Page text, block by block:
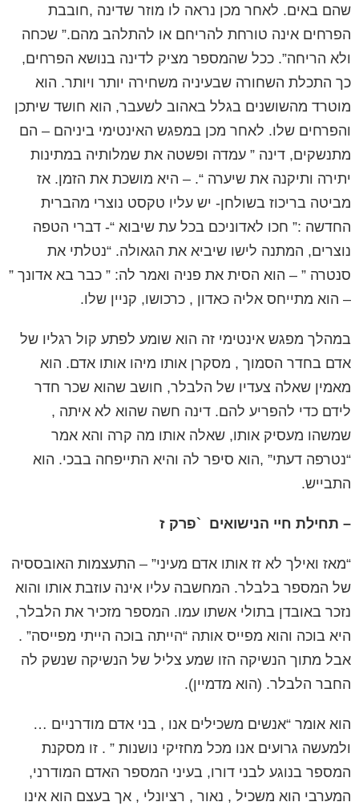
שהם באים. לאחר מכן נראה לו מוזר שדינה ,חובבת
הפרחים אינה טורחת להריחם או להתלהב מהם.” שכחה
ולא הריחה”. ככל שהמספר מציק לדינה בנושא הפרחים,
כך התכלת השחורה שבעיניה משחירה יותר ויותר. הוא
מוטרד מהשושנים בגלל באהוב לשעבר, הוא חושד שיתכן
והפרחים שלו. לאחר מכן במפגש האינטימי ביניהם – הם
מתנשקים, דינה ” עמדה ופשטה את שמלותיה במתינות
יתירה ותיקנה את שיערה “. – היא מושכת את הזמן. אז
מביטה בריכוז בשולחן- יש עליו טקסט נוצרי מהברית
החדשה :” חכו לאדוניכם בכל עת שיבוא “- דברי הטפה
נוצרים, המתנה לישו שיביא את הגאולה. “נטלתי את
סנטרה ” – הוא הסית את פניה ואמר לה: ” כבר בא אדונך ”
– הוא מתייחס אליה כאדון , כרכושו, קניין שלו.
במהלך מפגש אינטימי זה הוא שומע לפתע קול רגליו של
אדם בחדר הסמוך , מסקרן אותו מיהו אותו אדם. הוא
מאמין שאלה צעדיו של הלבלר, חושב שהוא שכר חדר
לידם כדי להפריע להם. דינה חשה שהוא לא איתה ,
שמשהו מעסיק אותו, שאלה אותו מה קרה והא אמר
“נטרפה דעתי” ,הוא סיפר לה והיא התייפחה בבכי. הוא
התבייש.
– תחילת חיי הנישואים `פרק ז
“מאז ואילך לא זז אותו אדם מעיני” – התעצמות האובססיה
של המספר בלבלר. המחשבה עליו אינה עוזבת אותו והוא
נזכר באובדן בתולי אשתו עמו. המספר מזכיר את הלבלר,
היא בוכה והוא מפייס אותה “הייתה בוכה הייתי מפייסה” .
אבל מתוך הנשיקה הזו שמע צליל של הנשיקה שנשק לה
החבר הלבלר. (הוא מדמיין).
הוא אומר “אנשים משכילים אנו , בני אדם מודרניים …
ולמעשה גרועים אנו מכל מחזיקי נושנות ” . זו מסקנת
המספר בנוגע לבני דורו, בעיני המספר האדם המודרני,
המערבי הוא משכיל , נאור , רציונלי , אך בעצם הוא אינו